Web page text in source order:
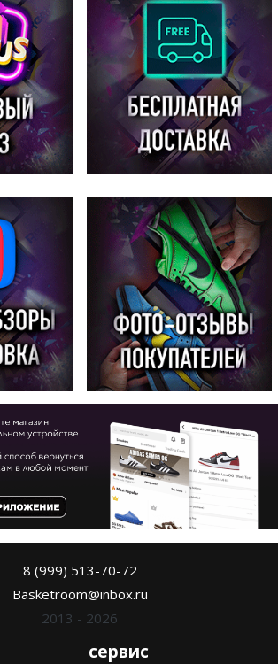
8 (999) 513-70-72
Basketroom@inbox.ru
2013 - 2026
сервис